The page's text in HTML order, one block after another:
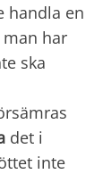
handla en
har
ska
det i
inte